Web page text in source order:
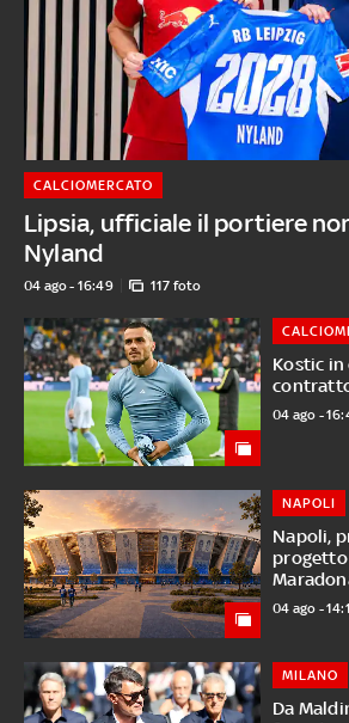
Lipsia, ufficiale il portiere
Nyland
CALCIOMERCATO
04 ago - 16:49 117 foto
Kostic in
04 ago -
Napoli,
NAPOLI
04 ago -
Da
MILANO